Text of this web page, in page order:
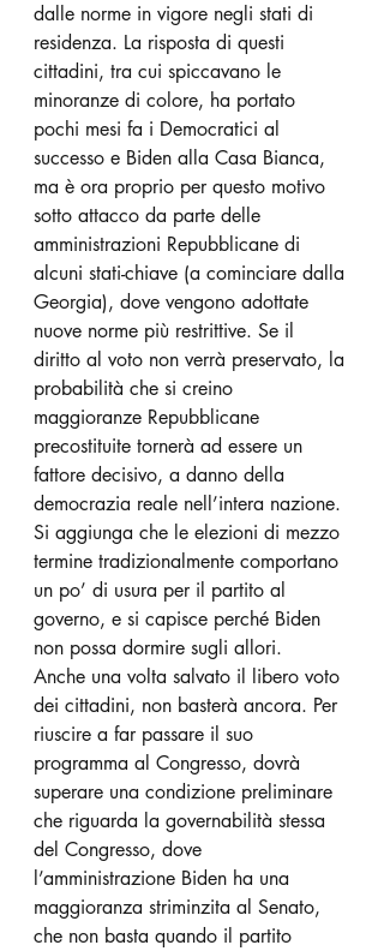
dalle norme in vigore negli stati di
residenza. La risposta di questi
cittadini, tra cui spiccavano le
minoranze di colore, ha portato
pochi mesi fa i Democratici al
successo e Biden alla Casa Bianca,
ma è ora proprio per questo motivo
sotto attacco da parte delle
amministrazioni Repubblicane di
alcuni stati-chiave (a cominciare dalla
Georgia), dove vengono adottate
nuove norme più restrittive. Se il
diritto al voto non verrà preservato, la
probabilità che si creino
maggioranze Repubblicane
precostituite tornerà ad essere un
fattore decisivo, a danno della
democrazia reale nell’intera nazione.
Si aggiunga che le elezioni di mezzo
termine tradizionalmente comportano
un po’ di usura per il partito al
governo, e si capisce perché Biden
non possa dormire sugli allori.
Anche una volta salvato il libero voto
dei cittadini, non basterà ancora. Per
riuscire a far passare il suo
programma al Congresso, dovrà
superare una condizione preliminare
che riguarda la governabilità stessa
del Congresso, dove
l’amministrazione Biden ha una
maggioranza striminzita al Senato,
che non basta quando il partito